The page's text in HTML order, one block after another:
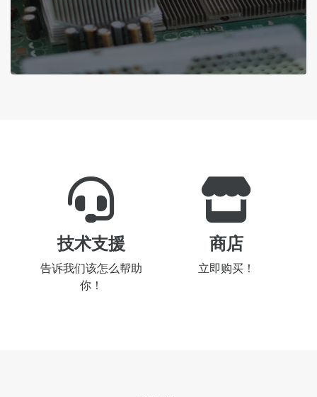
技术支援
告诉我们该怎么帮助
你！
商店
立即购买！